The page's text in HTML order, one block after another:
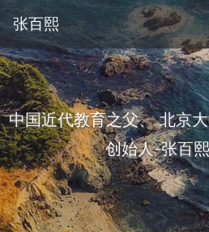
张百熙
中国近代教育之父、 北京
创始人-张百